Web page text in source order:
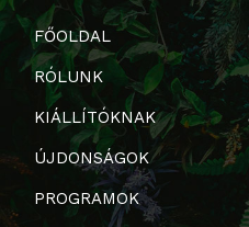
FŐOLDAL
RÓLUNK
KIÁLLÍTÓKNAK
ÚJDONSÁGOK
PROGRAMOK